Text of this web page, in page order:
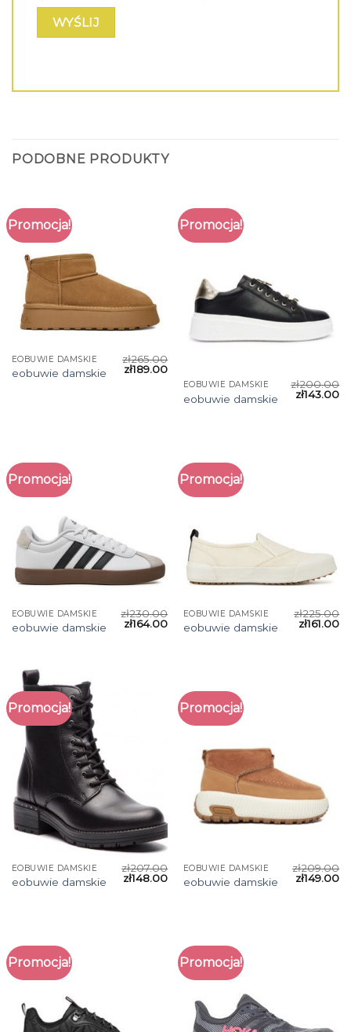
PODOBNE PRODUKTY
Promocja!
EOBUWIE DAMSKIE
eobuwie damskie
zł265.00
zł189.00
Promocja!
EOBUWIE DAMSKIE
eobuwie damskie
zł200.00
zł143.00
Promocja!
EOBUWIE DAMSKIE
eobuwie damskie
zł230.00
zł164.00
Promocja!
EOBUWIE DAMSKIE
eobuwie damskie
zł225.00
zł161.00
Promocja!
EOBUWIE DAMSKIE
eobuwie damskie
zł207.00
zł148.00
Promocja!
EOBUWIE DAMSKIE
eobuwie damskie
zł209.00
zł149.00
Promocja! Promocja!